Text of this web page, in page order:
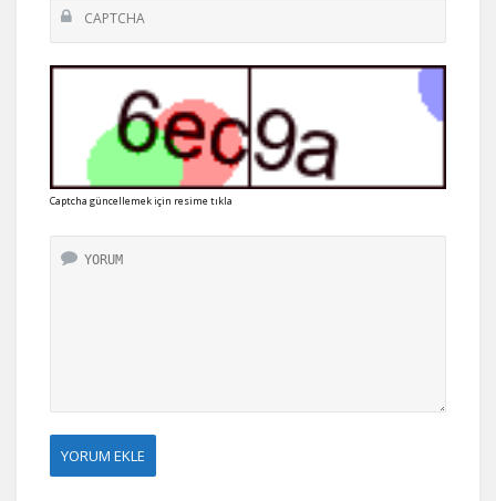
Captcha güncellemek için resime tıkla